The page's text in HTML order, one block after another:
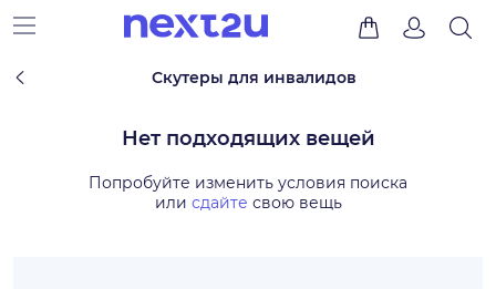
Скутеры для инвалидов
Нет подходящих вещей
Попробуйте изменить условия поиска
или сдайте свою вещь